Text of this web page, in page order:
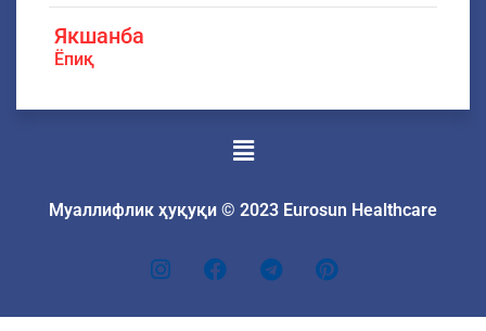
Якшанба
Ёпиқ
Menu
Муаллифлик ҳуқуқи © 2023 Eurosun Healthcare